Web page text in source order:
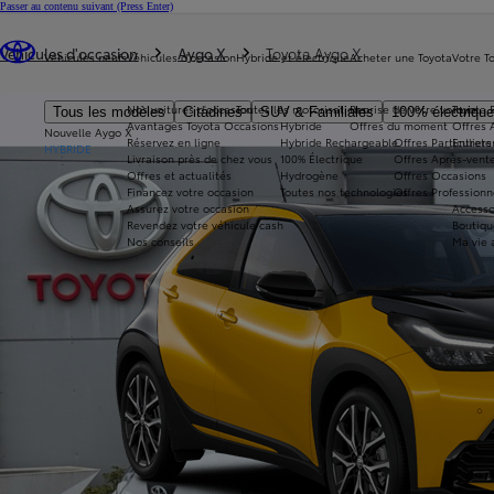
Passer au contenu suivant (Press Enter)
Véhicules neufs
Tous les modèles Citadines SUV & Familiales 100%
Nouvelle Aygo X
HYBRIDE
Véhicules d'occasion
Nos voitures d'occasion
Avantages Toyota Occasions
Réservez en ligne
Livraison près de chez vous
Offres et actualités
Financez votre occasion
Assurez votre occasion
Revendez votre véhicule cash
Nos conseils
Hybride et électrique
Toutes les motorisations
Hybride
Hybride Rechargeable
100% Électrique
Hydrogène
Toutes nos technologies
Acheter une Toyota
Reprise de votre voiture
Offres du moment
Offres Particuliers
Offres Après-
Offres Occasions
Offres
Votre
Toyota
Offres
Ma vie
Véhicules d'occasion Aygo X Toyota Aygo X